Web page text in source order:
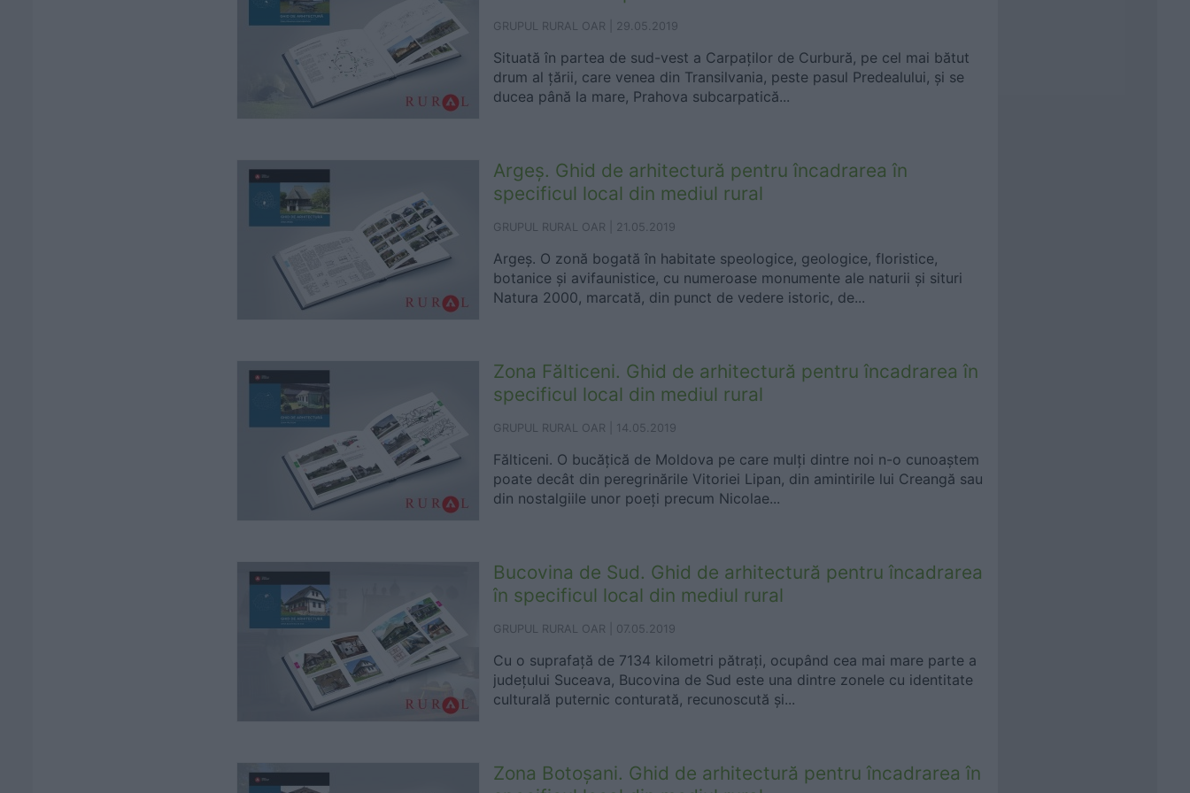
GRUPUL RURAL OAR | 29.05.2019
Situată în partea de sud-vest a Carpaților de Curbură, pe cel mai bătut
drum al țării, care venea din Transilvania, peste pasul Predealului, și se
ducea până la mare, Prahova subcarpatică...
Argeș. Ghid de arhitectură pentru încadrarea în
specificul local din mediul rural
GRUPUL RURAL OAR | 21.05.2019
Argeș. O zonă bogată în habitate speologice, geologice, floristice,
botanice și avifaunistice, cu numeroase monumente ale naturii și situri
Natura 2000, marcată, din punct de vedere istoric, de...
Zona Fălticeni. Ghid de arhitectură pentru încadrarea în
specificul local din mediul rural
GRUPUL RURAL OAR | 14.05.2019
Fălticeni. O bucățică de Moldova pe care mulți dintre noi n-o cunoaștem
poate decât din peregrinările Vitoriei Lipan, din amintirile lui Creangă sau
din nostalgiile unor poeți precum Nicolae...
Bucovina de Sud. Ghid de arhitectură pentru încadrarea
în specificul local din mediul rural
GRUPUL RURAL OAR | 07.05.2019
Cu o suprafață de 7134 kilometri pătrați, ocupând cea mai mare parte a
județului Suceava, Bucovina de Sud este una dintre zonele cu identitate
culturală puternic conturată, recunoscută și...
Zona Botoșani. Ghid de arhitectură pentru încadrarea în